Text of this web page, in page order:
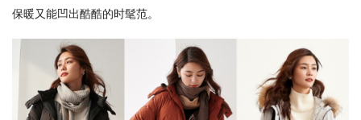
保暖又能凹出酷酷的时髦范。